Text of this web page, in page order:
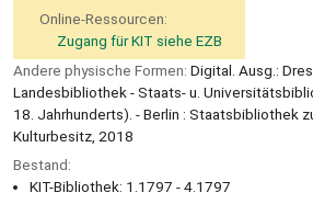
Online-Ressourcen:
Zugang für KIT siehe EZB
Andere physische Formen: Digital. Ausg.:
Landesbibliothek - Staats- u.
18. Jahrhunderts). - Berlin : Staatsbibliothek
Kulturbesitz, 2018
Bestand:
KIT-Bibliothek: 1.1797 - 4.1797